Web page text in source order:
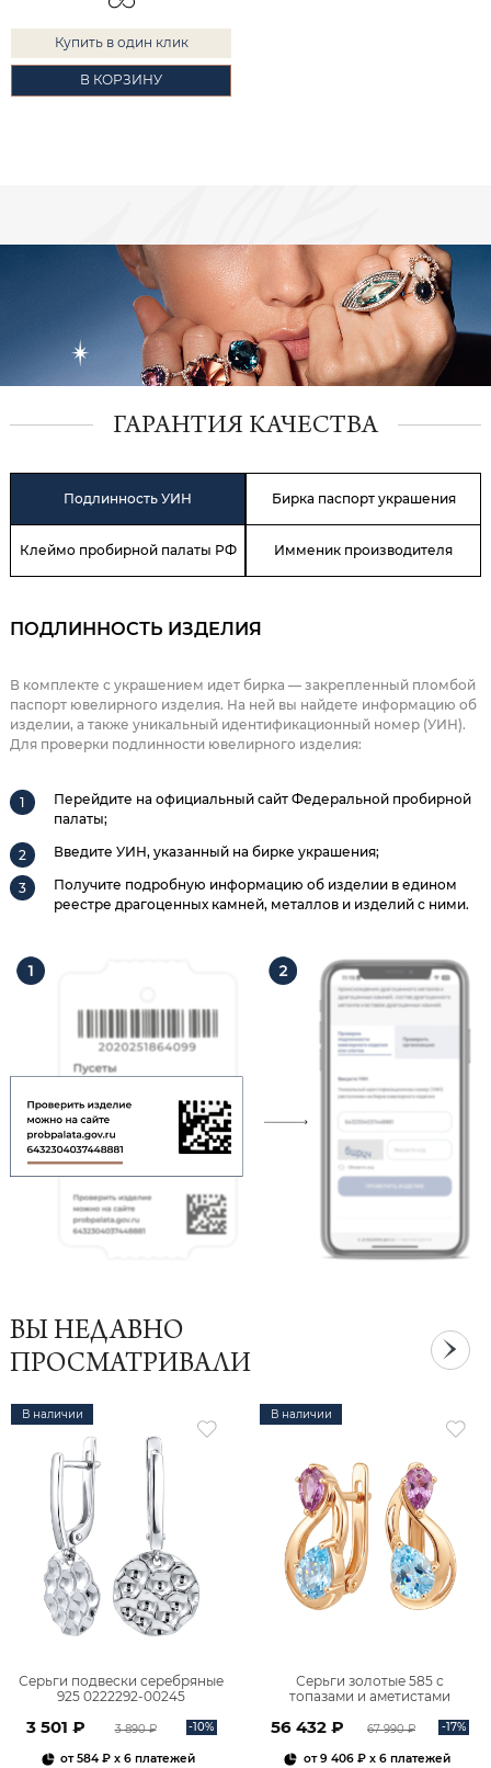
Купить в один клик
В КОРЗИНУ
ГАРАНТИЯ КАЧЕСТВА
Подлинность УИН Бирка паспорт украшения
Клеймо пробирной палаты РФ Имменик производителя
ПОДЛИННОСТЬ ИЗДЕЛИЯ
В комплекте с украшением идет бирка — закрепленный пломбой
паспорт ювелирного изделия. На ней вы найдете информацию об
изделии, а также уникальный идентификационный номер (УИН).
Для проверки подлинности ювелирного изделия:
Перейдите на официальный сайт Федеральной пробирной
палаты;
Введите УИН, указанный на бирке украшения;
Получите подробную информацию об изделии в едином
реестре драгоценных камней, металлов и изделий с ними.
ВЫ НЕДАВНО
ПРОСМАТРИВАЛИ
В наличии
Серьги подвески серебряные
925 0222292-00245
3 501 ₽ 3 890 ₽ -10%
от584 ₽ x 6 платежей
В наличии
Серьги золотые 585 с
топазами и аметистами
56 432 ₽ 67 990 ₽ -17%
от9 406 ₽x 6 платежей